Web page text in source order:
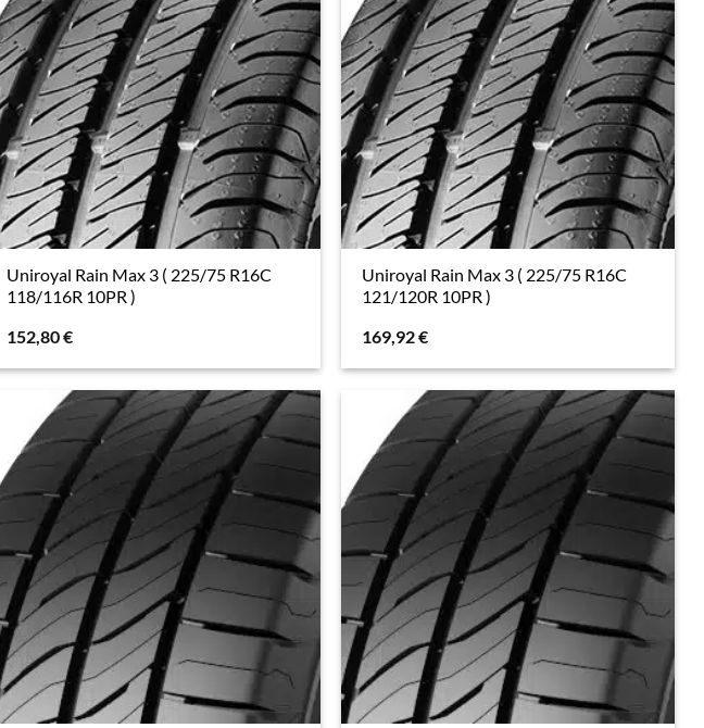
Uniroyal Rain Max 3 ( 225/75 R16C
118/116R 10PR )
152,80€
Uniroyal Rain Max 3 ( 225/75 R16C
121/120R 10PR )
169,92€